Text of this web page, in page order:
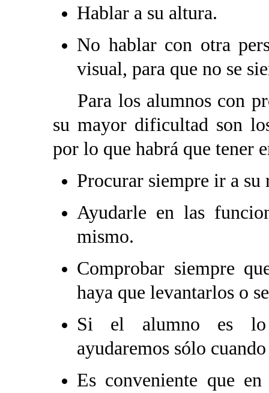
Hablar a su altura.
No hablar con otra
visual, para que no se
Para los alumnos con
su mayor dificultad son
por lo que habrá que tener
Procurar siempre ir a su
Ayudarle en las
mismo.
Comprobar siempre
haya que levantarlos o
Si el alumno es lo
ayudaremos sólo
Es conveniente que